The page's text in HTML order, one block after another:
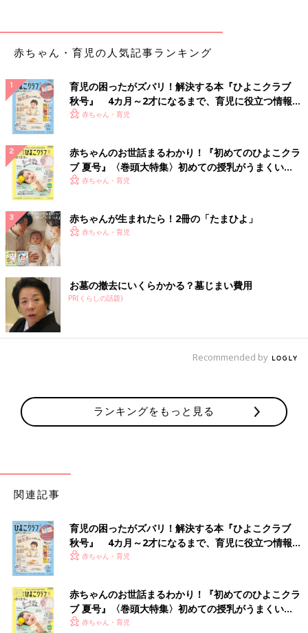
出典：Instagramアカウント「yuumin___an」
とか。スポーティーな雰囲気で、コーデのポイントになりそうで
すよね♪
359円（税別）のTシャツが可愛すぎる
赤ちゃん・育児の人気記事ランキング
育児の困ったがズバリ！解決する本『ひよこクラブ
秋号』 4カ月～2才になるまで、育児に役立つ情報が
いっぱい！
赤ちゃん・育児
赤ちゃんのお世話まるわかり！『初めてのひよこクラ
ブ 夏号』〈巻頭大特集〉初めての授乳がうまくい
く！ おっぱい・ミルクの基本と夏のトラブル 解決テ
赤ちゃん・育児
赤ちゃんが生まれたら！2冊の「たまひよ」
赤ちゃん・育児
お墓の撤去にいくらかかる？墓じまい費用
PR(くらしの話題)
Recommended by
ランキングをもっと見る
関連記事
育児の困ったがズバリ！解決する本『ひよこクラブ
秋号』 4カ月～2才になるまで、育児に役立つ情報が
いっぱい！
赤ちゃん・育児
赤ちゃんのお世話まるわかり！『初めてのひよこクラ
ブ 夏号』〈巻頭大特集〉初めての授乳がうまくい
く！ おっぱい・ミルクの基本と夏のトラブル 解決テ
赤ちゃん・育児